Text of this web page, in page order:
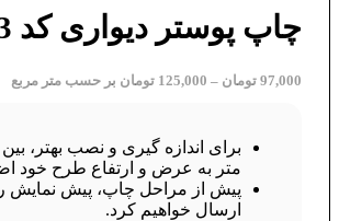
چاپ پوستر دیواری کد 2393
97,000 تومان –
125,000 تومان بر حسب متر مربع
متر به عرض و ارتفاع طرح خود
پیش از مراحل چاپ، پیش نمایش
ارسال خواهیم کرد.